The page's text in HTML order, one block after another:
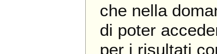
che nella
di poter
per i risultati